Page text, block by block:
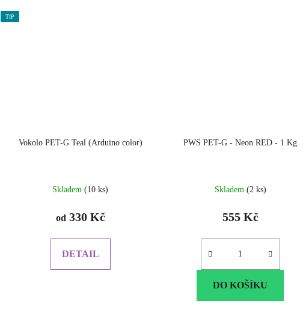
TIP
Vokolo PET-G Teal (Arduino color)
Skladem(10 ks)
od 330 Kč
DETAIL
PWS PET-G - Neon RED - 1 Kg
Skladem (2 ks)
555 Kč
DO KOŠÍKU